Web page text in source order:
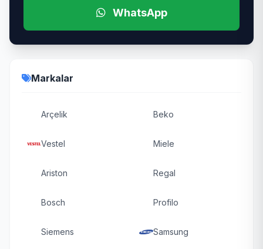
WhatsApp
Markalar
Arçelik Beko
Vestel Miele
Ariston Regal
Bosch Profilo
Siemens Samsung